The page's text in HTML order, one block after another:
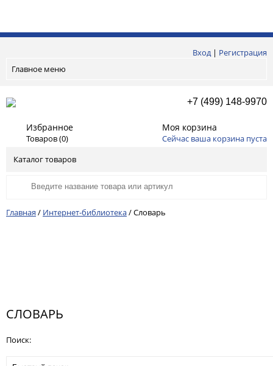
Вход| Регистрация
Главное меню
+7 (499) 148-9970
Избранное
Товаров (0)
Моя корзина
Сейчас ваша корзина пуста
Каталог товаров
Главная / Интернет-библиотека/Словарь
СЛОВАРЬ
Поиск: